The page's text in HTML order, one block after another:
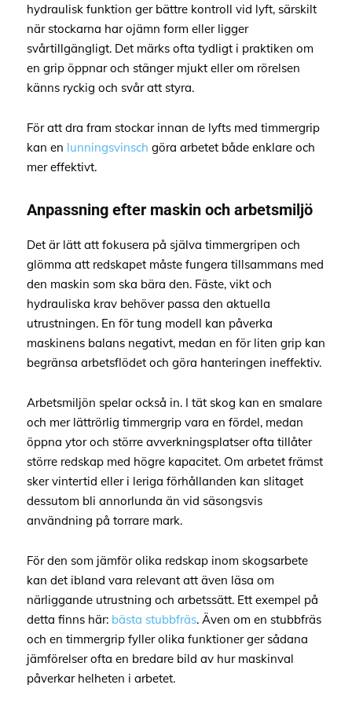
hydraulisk funktion ger bättre kontroll vid lyft, särskilt
när stockarna har ojämn form eller ligger
svårtillgängligt. Det märks ofta tydligt i praktiken om
en grip öppnar och stänger mjukt eller om rörelsen
känns ryckig och svår att styra.
För att dra fram stockar innan de lyfts med timmergrip
kan en lunningsvinsch göra arbetet både enklare och
mer effektivt.
Anpassning efter maskin och arbetsmiljö
Det är lätt att fokusera på själva timmergripen och
glömma att redskapet måste fungera tillsammans med
den maskin som ska bära den. Fäste, vikt och
hydrauliska krav behöver passa den aktuella
utrustningen. En för tung modell kan påverka
maskinens balans negativt, medan en för liten grip kan
begränsa arbetsflödet och göra hanteringen ineffektiv.
Arbetsmiljön spelar också in. I tät skog kan en smalare
och mer lättrörlig timmergrip vara en fördel, medan
öppna ytor och större avverkningsplatser ofta tillåter
större redskap med högre kapacitet. Om arbetet främst
sker vintertid eller i leriga förhållanden kan slitaget
dessutom bli annorlunda än vid säsongsvis
användning på torrare mark.
För den som jämför olika redskap inom skogsarbete
kan det ibland vara relevant att även läsa om
närliggande utrustning och arbetssätt. Ett exempel på
detta finns här: bästa stubbfräs. Även om en stubbfräs
och en timmergrip fyller olika funktioner ger sådana
jämförelser ofta en bredare bild av hur maskinval
påverkar helheten i arbetet.